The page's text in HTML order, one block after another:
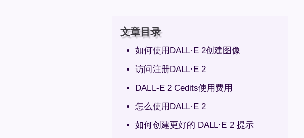
文章目录
如何使用DALL·E 2创建图像
访问注册DALL·E 2
DALL-E 2 Cedits使用费用
怎么使用DALL·E 2
如何创建更好的 DALL·E 2 提示